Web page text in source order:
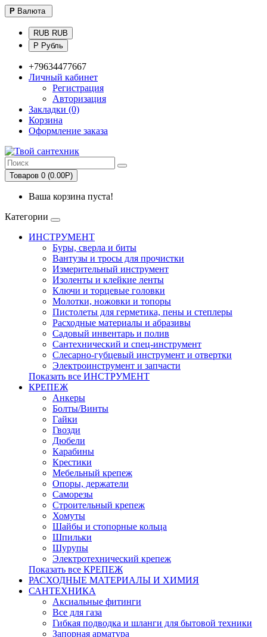
Р Валюта
RUB RUB
Р Рубль
+79634477667
Личный кабинет
Регистрация
Авторизация
Закладки (0)
Корзина
Оформление заказа
Товаров 0 (0.00Р)
Ваша корзина пуста!
Категории
ИНСТРУМЕНТ
Буры, сверла и биты
Вантузы и тросы для прочистки
Измерительный инструмент
Изоленты и клейкие ленты
Ключи и торцевые головки
Молотки, ножовки и топоры
Пистолеты для герметика, пены и степлеры
Расходные материалы и абразивы
Садовый инвентарь и полив
Сантехнический и спец-инструмент
Слесарно-губцевый инструмент и отвертки
Электроинструмент и запчасти
Показать все ИНСТРУМЕНТ
КРЕПЕЖ
Анкеры
Болты/Винты
Гайки
Гвозди
Дюбели
Карабины
Крестики
Мебельный крепеж
Опоры, держатели
Саморезы
Строительный крепеж
Хомуты
Шайбы и стопорные кольца
Шпильки
Шурупы
Электротехнический крепеж
Показать все КРЕПЕЖ
РАСХОДНЫЕ МАТЕРИАЛЫ И ХИМИЯ
САНТЕХНИКА
Аксиальные фитинги
Все для газа
Гибкая подводка и шланги для бытовой техники
Запорная арматура